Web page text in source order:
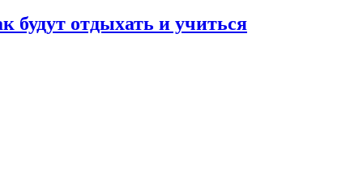
будут отдыхать и учиться